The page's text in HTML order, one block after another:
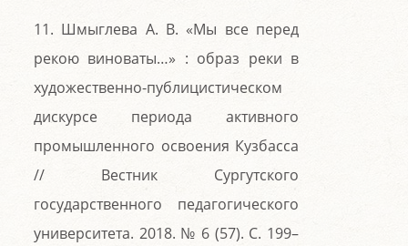
11. Шмыглева А. В. «Мы все перед
рекою виноваты…» : образ реки в
художественно-публицистическом
дискурсе периода активного
промышленного освоения Кузбасса
// Вестник Сургутского
государственного педагогического
университета. 2018. № 6 (57). С. 199–